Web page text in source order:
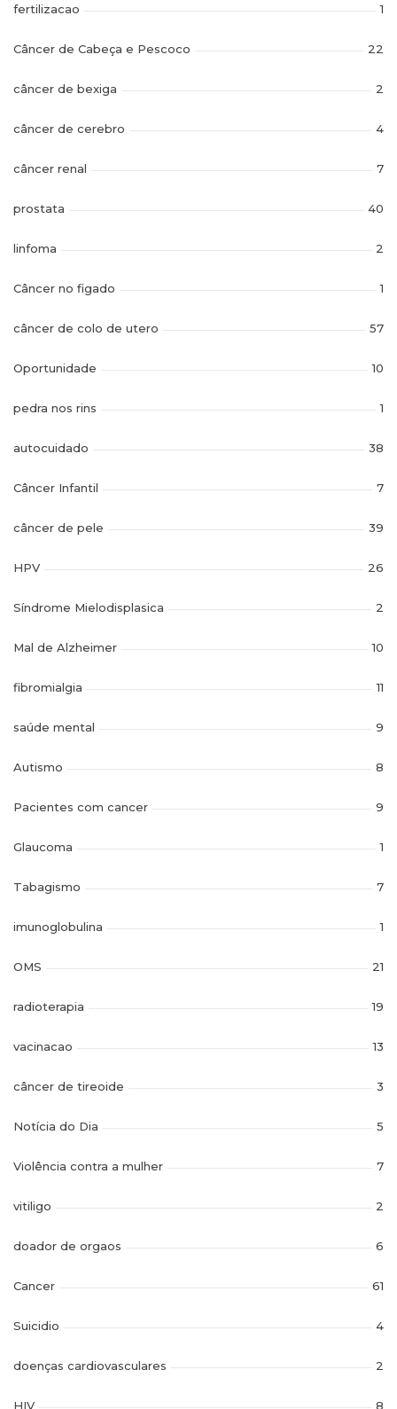
fertilizacao 1
Câncer de Cabeça e Pescoco 22
câncer de bexiga 2
câncer de cerebro 4
câncer renal 7
prostata 40
linfoma 2
Câncer no figado 1
câncer de colo de utero 57
Oportunidade 10
pedra nos rins 1
autocuidado 38
Câncer Infantil 7
câncer de pele 39
HPV 26
Síndrome Mielodisplasica 2
Mal de Alzheimer 10
fibromialgia 11
saúde mental 9
Autismo 8
Pacientes com cancer 9
Glaucoma 1
Tabagismo 7
imunoglobulina 1
OMS 21
radioterapia 19
vacinacao 13
câncer de tireoide 3
Notícia do Dia 5
Violência contra a mulher 7
vitiligo 2
doador de orgaos 6
Cancer 61
Suicidio 4
doenças cardiovasculares 2
HIV 8